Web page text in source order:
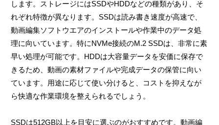
します。ストレージにはSSDやHDDなどの種類があり、そ
れぞれ特徴が異なります。SSDは読み書き速度が高速で、
動画編集ソフトウエアのインストールや作業中のデータ処
理に向いています。特にNVMe接続のM.2 SSDは、非常に素
早い処理が可能です。HDDは大容量データを安価に保存で
きるため、動画の素材ファイルや完成データの保管に向い
ています。用途に応じて使い分けると、コストを抑えなが
ら快適な作業環境を整えられるでしょう。
SSDは512GB以上を目安に選ぶのがおすすめです。動画編